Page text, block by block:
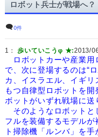
ロボット兵士が戦場へ？
0件
1：歩いていこうφ ★:2013/
ロボットカーや産業
で、次に登場するのは“
カ、イスラエル、イギ
もつ自律型ロボットを
ボットがいずれ戦場に送
そのようなロボットと
フルを装備するモデル
ト掃除機「ルンバ」を